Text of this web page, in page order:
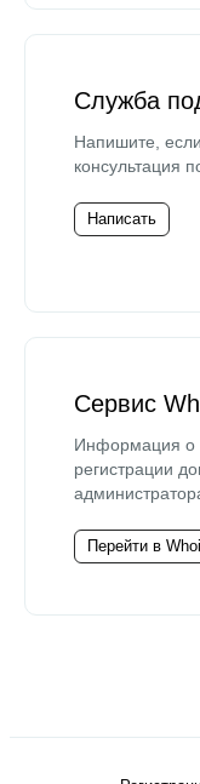
Служба
Напишите,
консультация
Написать
Сервис
Информация о
регистрации
Перейти в